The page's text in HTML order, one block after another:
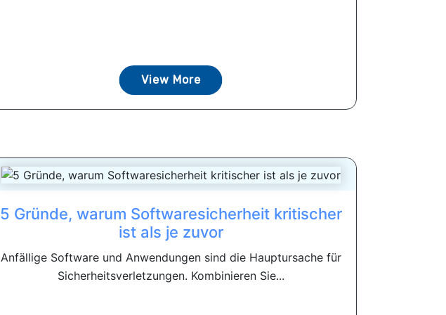
View More
5 Gründe, warum Softwaresicherheit kritischer
ist als je zuvor
Anfällige Software und Anwendungen sind die Hauptursache für
Sicherheitsverletzungen. Kombinieren Sie...